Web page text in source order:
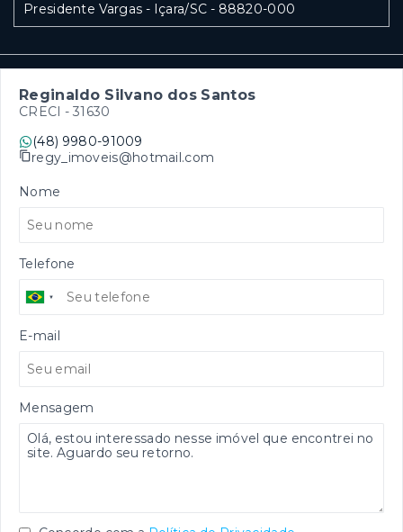
Presidente Vargas - Içara/SC - 88820-000
Reginaldo Silvano dos Santos
CRECI - 31630
(48) 9980-91009
regy_imoveis@hotmail.com
Nome
Telefone
E-mail
Mensagem